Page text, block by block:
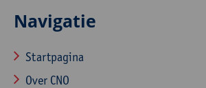
Navigatie
Startpagina
Over CNO